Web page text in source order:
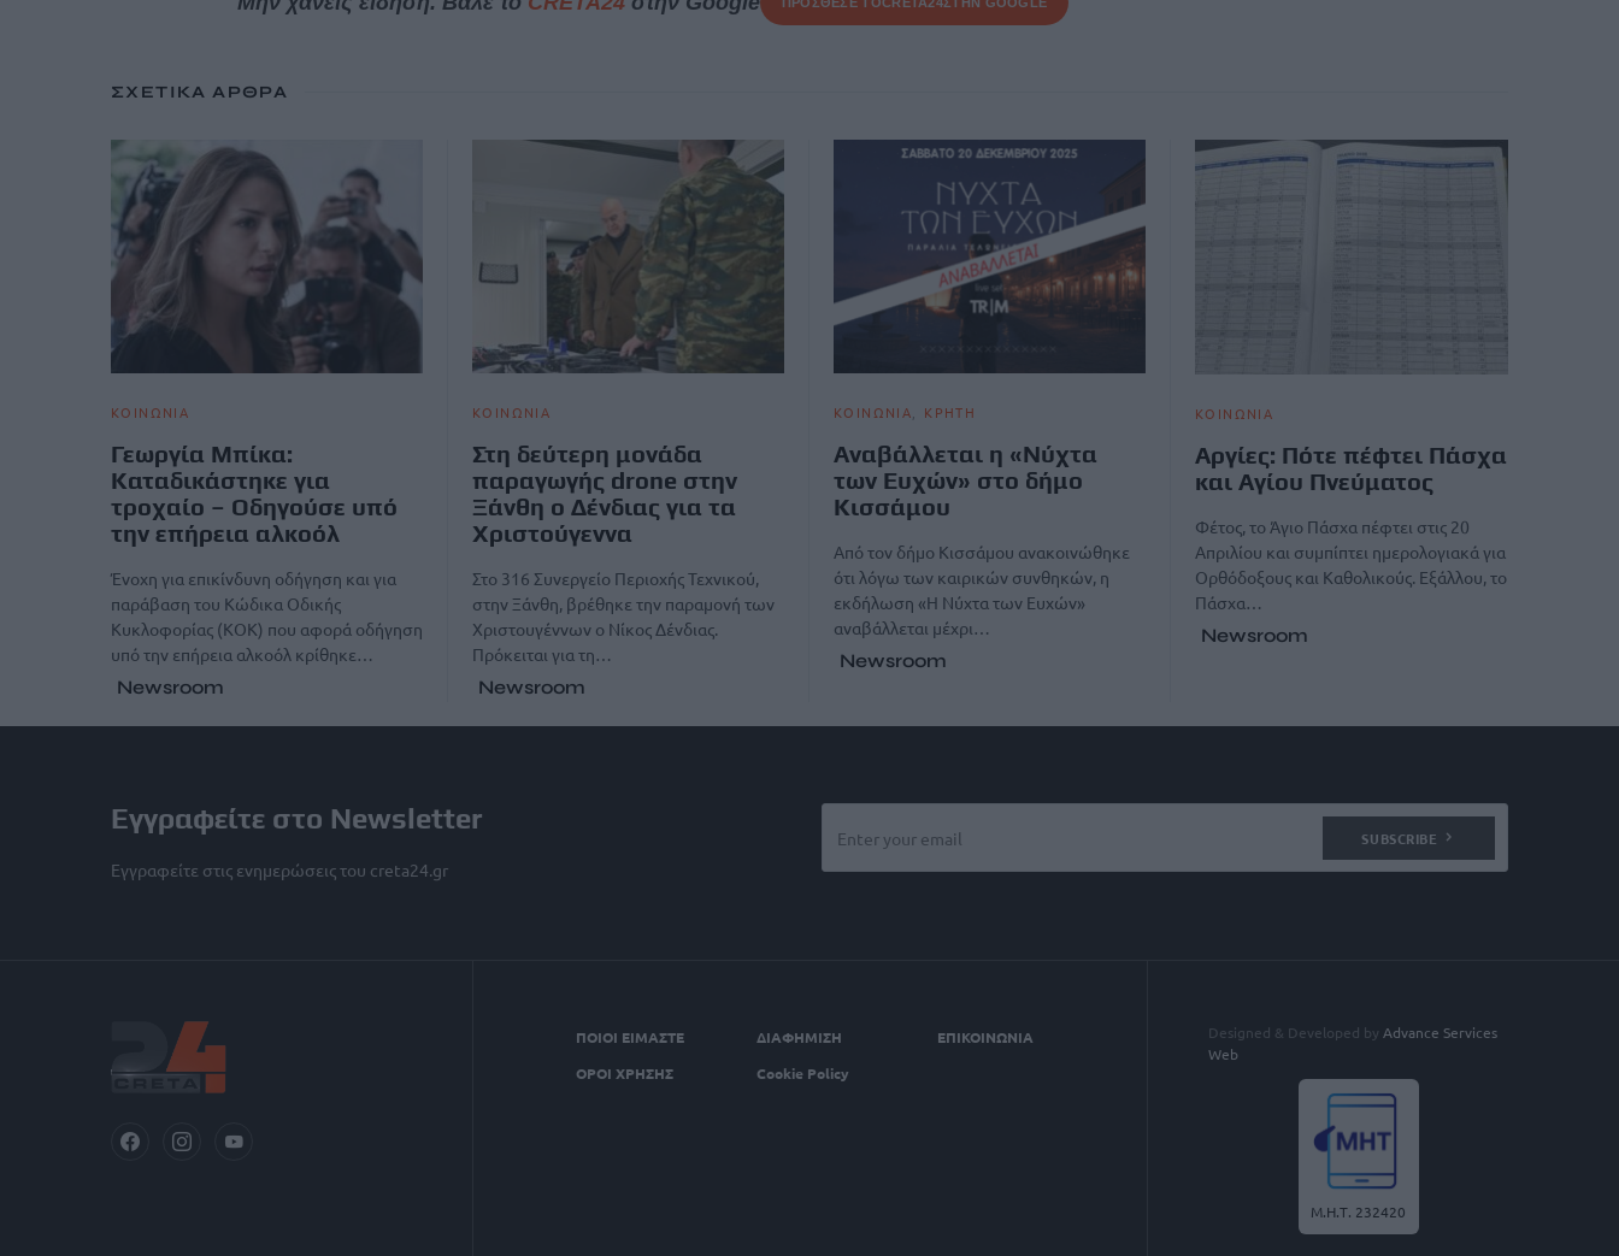
ΣΧΕΤΙΚΆ ΆΡΘΡΑ
ΚΟΙΝΩΝΙΑ
Γεωργία Μπίκα:
Καταδικάστηκε για
τροχαίο – Οδηγούσε υπό
την επήρεια αλκοόλ
Ένοχη για επικίνδυνη οδήγηση και για
παράβαση του Κώδικα Οδικής
Κυκλοφορίας (ΚΟΚ) που αφορά οδήγηση
υπό την επήρεια αλκοόλ κρίθηκε…
Newsroom
ΚΟΙΝΩΝΙΑ
Στη δεύτερη μονάδα
παραγωγής drone στην
Ξάνθη ο Δένδιας για τα
Χριστούγεννα
Στο 316 Συνεργείο Περιοχής Τεχνικού,
στην Ξάνθη, βρέθηκε την παραμονή των
Χριστουγέννων ο Νίκος Δένδιας.
Πρόκειται για τη…
Newsroom
ΚΟΙΝΩΝΙΑ ΚΡΗΤΗ
Αναβάλλεται η «Νύχτα
των Ευχών» στο δήμο
Κισσάμου
Από τον δήμο Κισσάμου ανακοινώθηκε
ότι λόγω των καιρικών συνθηκών, η
εκδήλωση «Η Νύχτα των Ευχών»
αναβάλλεται μέχρι…
Newsroom
ΚΟΙΝΩΝΙΑ
Αργίες: Πότε πέφτει Πάσχα
και Αγίου Πνεύματος
Φέτος, το Άγιο Πάσχα πέφτει στις 20
Απριλίου και συμπίπτει ημερολογιακά για
Ορθόδοξους και Καθολικούς. Εξάλλου, το
Πάσχα…
Newsroom
Εγγραφείτε στο Newsletter
Εγγραφείτε στις ενημερώσεις του creta24.gr
SUBSCRIBE
ΠΟΙΟΙ ΕΙΜΑΣΤΕ ΔΙΑΦΗΜΙΣΗ
ΕΠΙΚΟΙΝΩΝΙΑ
ΟΡΟΙ ΧΡΗΣΗΣ
Cookie Policy
Designed & Developed by Advance Services
Web
Μ.Η.Τ. 232420